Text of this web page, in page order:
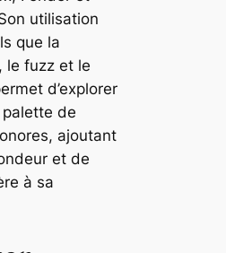
utilisation
que la
le fuzz et le
d’explorer
de
ajoutant
et de
à sa